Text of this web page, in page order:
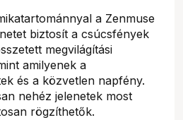
a Zenmuse
biztosít a csúcsfények
megvilágítási
amilyenek a
és a közvetlen napfény.
nehéz jelenetek most
rögzíthetők.